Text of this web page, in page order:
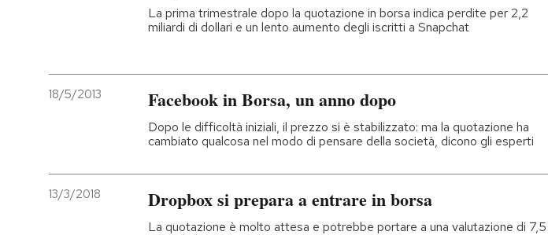
La prima trimestrale dopo la quotazione in borsa indica perdite per 2,2
miliardi di dollari e un lento aumento degli iscritti a Snapchat
18/5/2013 Facebook in Borsa, un anno dopo
Dopo le difficoltà iniziali, il prezzo si è stabilizzato: ma la quotazione ha
cambiato qualcosa nel modo di pensare della società, dicono gli esperti
13/3/2018 Dropbox si prepara a entrare in borsa
La quotazione è molto attesa e potrebbe portare a una valutazione di 7,5